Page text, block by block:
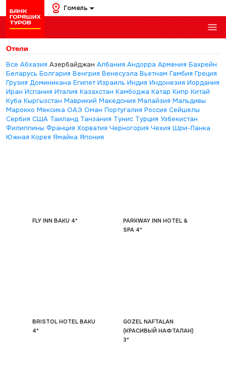
Гомель
Отели
Все Абхазия Азербайджан Албания Андорра Армения Бахрейн
Беларусь Болгария Венгрия Венесуэла Вьетнам Гамбия Греция
Грузия Доминикана Египет Израиль Индия Индонезия Иордания
Иран Испания Италия Казахстан Камбоджа Катар Кипр Китай
Куба Кыргызстан Маврикий Македония Малайзия Мальдивы
Марокко Мексика ОАЭ Оман Португалия Россия Сейшелы
Сербия США Таиланд Танзания Тунис Турция Узбекистан
Филиппины Франция Хорватия Черногория Чехия Шри-Ланка
Южная Корея Ямайка Япония
FLY INN BAKU 4*
PARKWAY INN HOTEL &
SPA 4*
BRISTOL HOTEL BAKU
4*
GOZEL NAFTALAN
(КРАСИВЫЙ НАФТАЛАН)
3*